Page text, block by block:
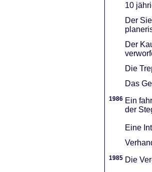
10
Der
Der
Die
Das
1986 Ein
der
Eine
1985 Die